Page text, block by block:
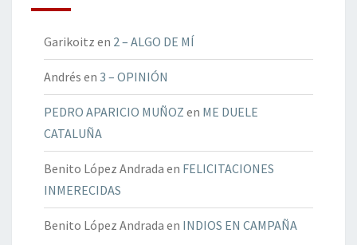
Garikoitz en 2 – ALGO DE MÍ
Andrés en 3 – OPINIÓN
PEDRO APARICIO MUÑOZ en ME DUELE
CATALUÑA
Benito López Andrada en FELICITACIONES
INMERECIDAS
Benito López Andrada en INDIOS EN CAMPAÑA